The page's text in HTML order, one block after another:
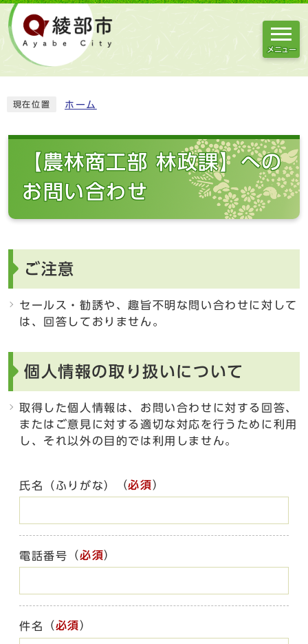
メニュー
現在位置 ホーム
【農林商工部 林政課】への
お問い合わせ
ご注意
セールス・勧誘や、趣旨不明な問い合わせに対して
は、回答しておりません。
個人情報の取り扱いについて
取得した個人情報は、お問い合わせに対する回答、
またはご意見に対する適切な対応を行うために利用
し、それ以外の目的では利用しません。
氏名（ふりがな） （必須）
電話番号 （必須）
件名 （必須）